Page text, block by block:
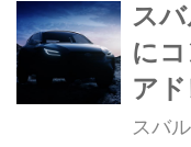
ス
に
ア
を出
スバ